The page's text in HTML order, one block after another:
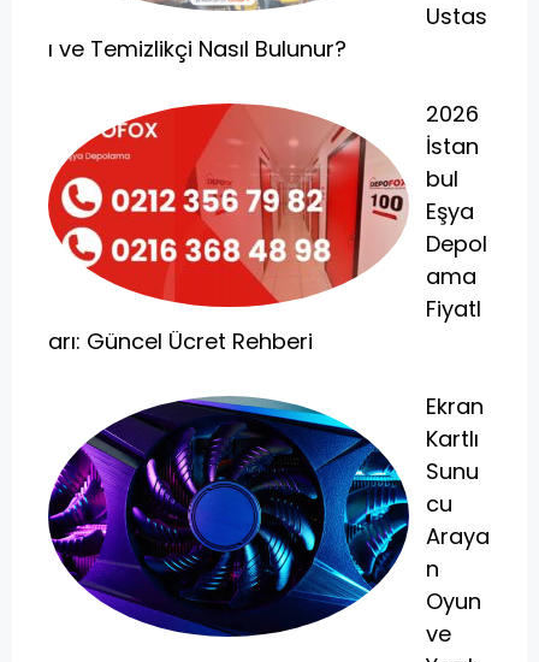
Ustas
ı ve Temizlikçi Nasıl Bulunur?
2026
İstan
bul
Eşya
Depol
ama
Fiyatl
arı: Güncel Ücret Rehberi
Ekran
Kartlı
Sunu
cu
Araya
n
Oyun
ve